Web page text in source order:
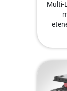
Multi-